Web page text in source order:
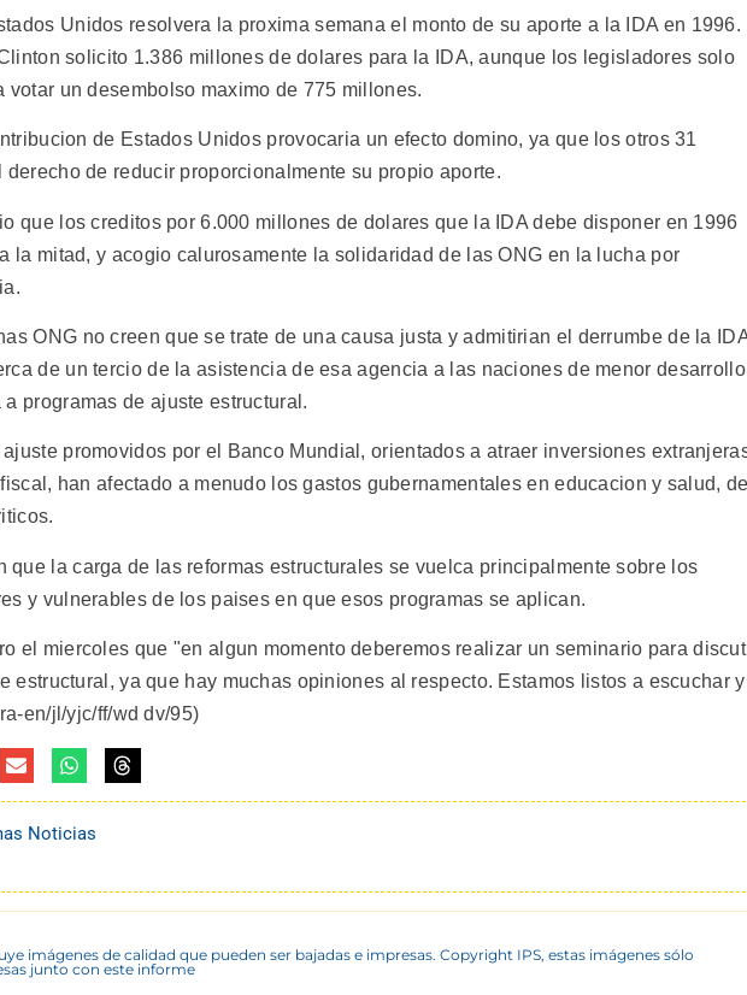
Unidos resolvera la proxima semana el monto de su aporte a la IDA en 1996.
solicito 1.386 millones de dolares para la IDA, aunque los legisladores solo
votar un desembolso maximo de 775 millones.
de Estados Unidos provocaria un efecto domino, ya que los otros 31
derecho de reducir proporcionalmente su propio aporte.
que los creditos por 6.000 millones de dolares que la IDA debe disponer en 1996
la mitad, y acogio calurosamente la solidaridad de las ONG en la lucha por
ONG no creen que se trate de una causa justa y admitirian el derrumbe de la
de un tercio de la asistencia de esa agencia a las naciones de menor desarrollo
programas de ajuste estructural.
ajuste promovidos por el Banco Mundial, orientados a atraer inversiones
han afectado a menudo los gastos gubernamentales en educacion y salud,
que la carga de las reformas estructurales se vuelca principalmente sobre los
y vulnerables de los paises en que esos programas se aplican.
el miercoles que "en algun momento deberemos realizar un seminario para
estructural, ya que hay muchas opiniones al respecto. Estamos listos a escuchar y
en/jl/yjc/ff/wd dv/95)
Noticias
imágenes de calidad que pueden ser bajadas e impresas. Copyright IPS, estas imágenes sólo
junto con este informe